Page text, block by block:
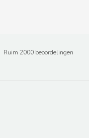
Ruim 2000 beoordelingen